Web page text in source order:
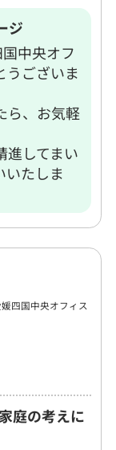
ジ
中央オフ
うございま
ら、お気軽
進してまい
いたしま
四国中央オフィス
庭の考えに